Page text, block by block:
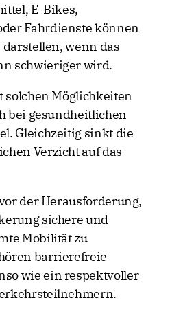
E-Bikes,
Fahrdienste können
wenn das
schwieriger wird.
solchen Möglichkeiten
bei gesundheitlichen
Gleichzeitig sinkt die
Verzicht auf das
der Herausforderung,
sichere und
Mobilität zu
barrierefreie
wie ein respektvoller